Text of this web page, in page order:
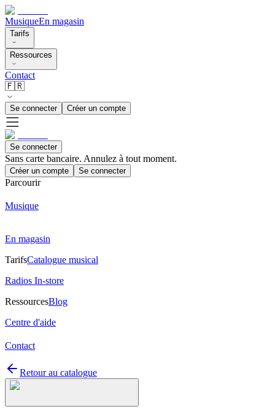
MusiqueEn magasin
Tarifs
Ressources
Contact
🇫🇷
Se connecter Créer un compte
Se connecter
Sans carte bancaire. Annulez à tout moment.
Créer un compte Se connecter
Parcourir
Musique
En magasin
TarifsCatalogue musical
Radios In-store
RessourcesBlog
Centre d'aide
Contact
Retour au catalogue